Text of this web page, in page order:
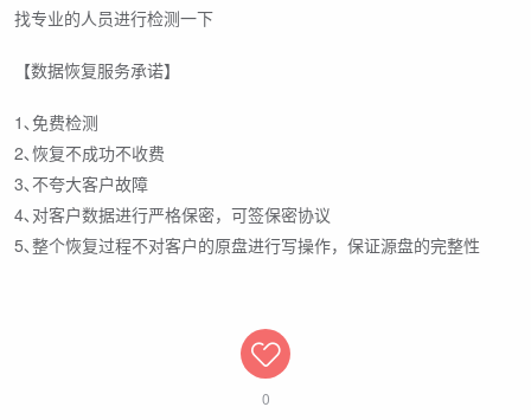
找专业的人员进行检测一下
【数据恢复服务承诺】
1､免费检测
2､恢复不成功不收费
3､不夸大客户故障
4､对客户数据进行严格保密，可签保密协议
5､整个恢复过程不对客户的原盘进行写操作，保证源盘的完整性
0